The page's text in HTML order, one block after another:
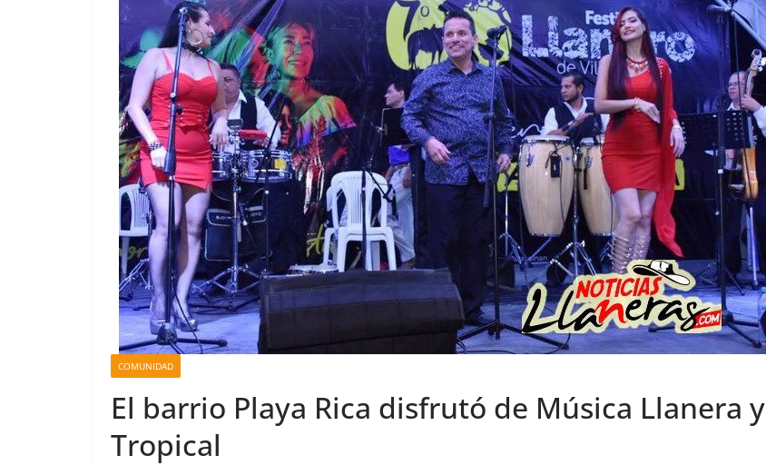
COMUNIDAD
El barrio Playa Rica disfrutó de Música Llanera y
Tropical